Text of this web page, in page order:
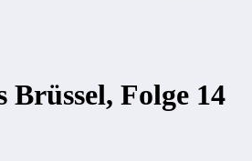
Folge 14